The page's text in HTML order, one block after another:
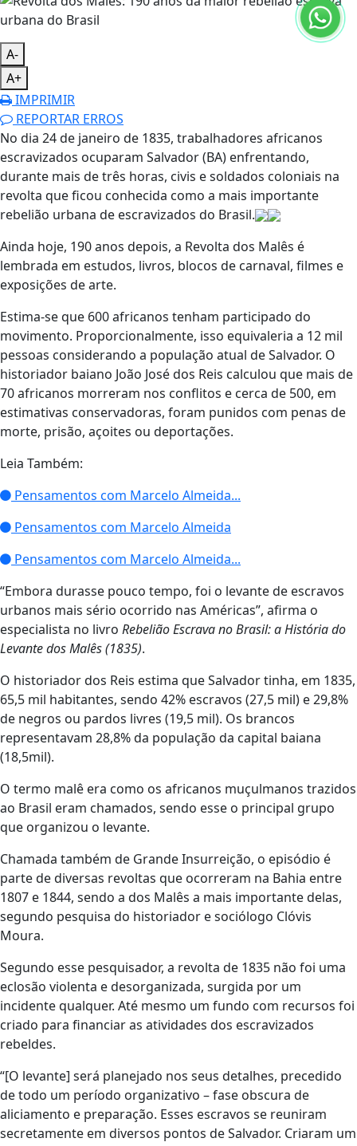
A-
A+
IMPRIMIR
REPORTAR ERROS
No dia 24 de janeiro de 1835, trabalhadores africanos
escravizados ocuparam Salvador (BA) enfrentando,
durante mais de três horas, civis e soldados coloniais na
revolta que ficou conhecida como a mais importante
rebelião urbana de escravizados do Brasil.
Ainda hoje, 190 anos depois, a Revolta dos Malês é
lembrada em estudos, livros, blocos de carnaval, filmes e
exposições de arte.
Estima-se que 600 africanos tenham participado do
movimento. Proporcionalmente, isso equivaleria a 12 mil
pessoas considerando a população atual de Salvador. O
historiador baiano João José dos Reis calculou que mais de
70 africanos morreram nos conflitos e cerca de 500, em
estimativas conservadoras, foram punidos com penas de
morte, prisão, açoites ou deportações.
Leia Também:
Pensamentos com Marcelo Almeida...
Pensamentos com Marcelo Almeida
Pensamentos com Marcelo Almeida...
“Embora durasse pouco tempo, foi o levante de escravos
urbanos mais sério ocorrido nas Américas”, afirma o
especialista no livro Rebelião Escrava no Brasil: a História do
Levante dos Malês (1835).
O historiador dos Reis estima que Salvador tinha, em 1835,
65,5 mil habitantes, sendo 42% escravos (27,5 mil) e 29,8%
de negros ou pardos livres (19,5 mil). Os brancos
representavam 28,8% da população da capital baiana
(18,5mil).
O termo malê era como os africanos muçulmanos trazidos
ao Brasil eram chamados, sendo esse o principal grupo
que organizou o levante.
Chamada também de Grande Insurreição, o episódio é
parte de diversas revoltas que ocorreram na Bahia entre
1807 e 1844, sendo a dos Malês a mais importante delas,
segundo pesquisa do historiador e sociólogo Clóvis
Moura.
Segundo esse pesquisador, a revolta de 1835 não foi uma
eclosão violenta e desorganizada, surgida por um
incidente qualquer. Até mesmo um fundo com recursos foi
criado para financiar as atividades dos escravizados
rebeldes.
“[O levante] será planejado nos seus detalhes, precedido
de todo um período organizativo – fase obscura de
aliciamento e preparação. Esses escravos se reuniram
secretamente em diversos pontos de Salvador. Criaram um